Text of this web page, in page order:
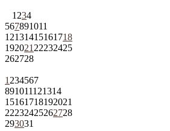
1 234
567891011
12131415161718
192021 22232425
262728
1 234567
891011121314
15161718192021
22232425262728
293031